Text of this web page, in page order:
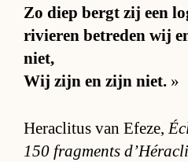
Zo diep bergt zij een
ri­vie­ren be­tre­den wij
niet,
Wij zijn en zijn niet. »
He­ra­cli­tus van Efe­ze,
150 frag­ments